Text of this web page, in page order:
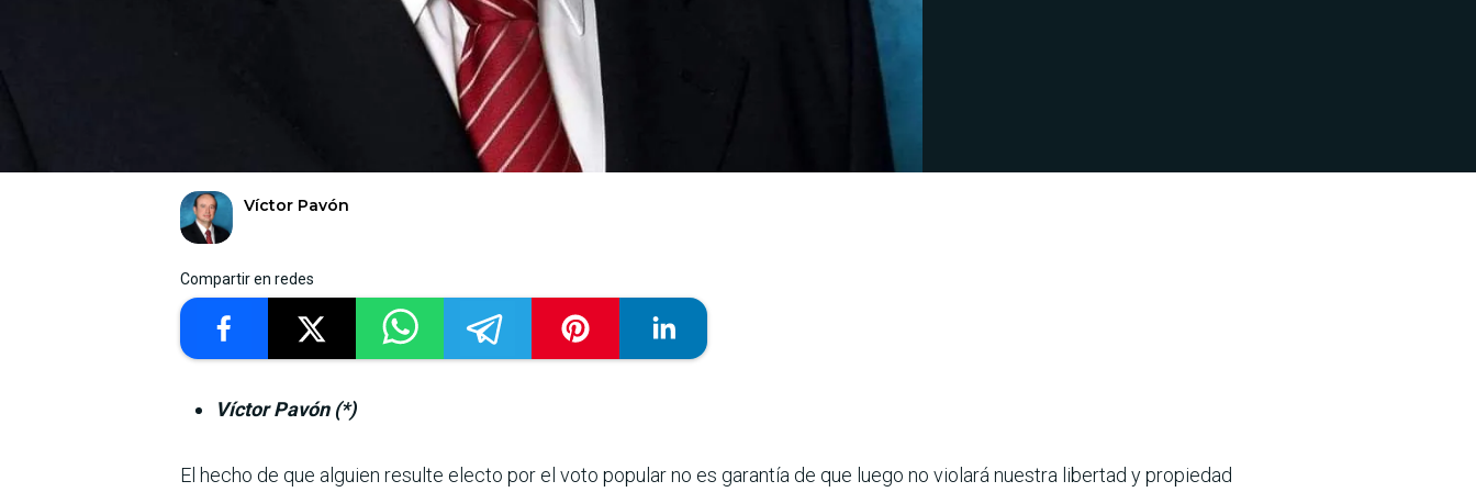
Víctor Pavón
Compartir en redes
Víctor Pavón (*)
El hecho de que alguien resulte electo por el voto popular no es garantía de que luego no violará nues­tra libertad y propiedad